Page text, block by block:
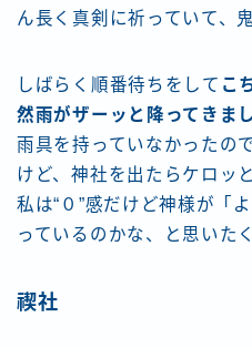
ん長く真剣に祈っていて、
しばらく順番待ちをして こ
然雨がザーッと降ってきま
雨具を持っていなかったの
けど、神社を出たらケロッ
私は“０”感だけど神様が「
っているのかな、と思いた
禊社